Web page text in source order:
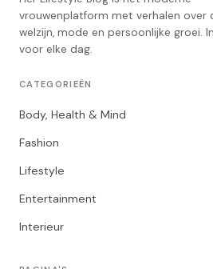
vrouwenplatform met verhalen over
welzijn, mode en persoonlijke groei.
voor elke dag.
CATEGORIEËN
Body, Health & Mind
Fashion
Lifestyle
Entertainment
Interieur